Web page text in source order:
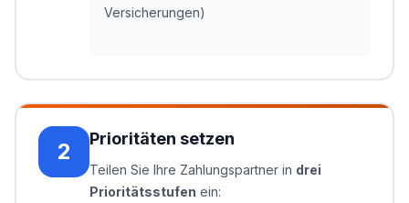
Versicherungen)
2 Prioritäten setzen
Teilen Sie Ihre Zahlungspartner in drei
Prioritätsstufen ein: